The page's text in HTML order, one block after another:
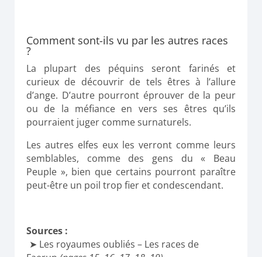
Comment sont-ils vu par les autres races
?
La plupart des péquins seront farinés et
curieux de découvrir de tels êtres à l’allure
d’ange. D’autre pourront éprouver de la peur
ou de la méfiance en vers ses êtres qu’ils
pourraient juger comme surnaturels.
Les autres elfes eux les verront comme leurs
semblables, comme des gens du « Beau
Peuple », bien que certains pourront paraître
peut-être un poil trop fier et condescendant.
Sources :
Les royaumes oubliés – Les races de